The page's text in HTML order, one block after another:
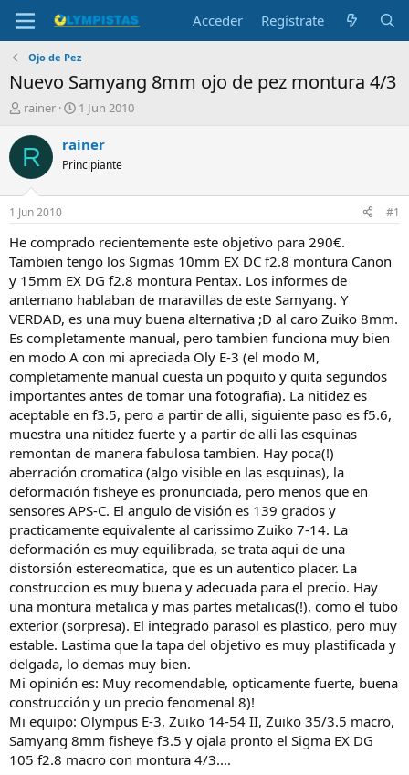
Acceder Regístrate
Ojo de Pez
Nuevo Samyang 8mm ojo de pez montura 4/3
I
i
c
a
o
r
e
l
t
e
m
a
rainer
F
c
a
i
n
c
i
o
1 Jun 2010
R rainer
Principiante
1 Jun 2010 #1
He comprado recientemente este objetivo para 290€.
Tambien tengo los Sigmas 10mm EX DC f2.8 montura Canon
y 15mm EX DG f2.8 montura Pentax. Los informes de
antemano hablaban de maravillas de este Samyang. Y
VERDAD, es una muy buena alternativa ;D al caro Zuiko 8mm.
Es completamente manual, pero tambien funciona muy bien
en modo A con mi apreciada Oly E-3 (el modo M,
completamente manual cuesta un poquito y quita segundos
importantes antes de tomar una fotografia). La nitidez es
aceptable en f3.5, pero a partir de alli, siguiente paso es f5.6,
muestra una nitidez fuerte y a partir de alli las esquinas
remontan de manera fabulosa tambien. Hay poca(!)
aberración cromatica (algo visible en las esquinas), la
deformación fisheye es pronunciada, pero menos que en
sensores APS-C. El angulo de visión es 139 grados y
practicamente equivalente al carissimo Zuiko 7-14. La
deformación es muy equilibrada, se trata aqui de una
distorsión estereomatica, que es un autentico placer. La
construccion es muy buena y adecuada para el precio. Hay
una montura metalica y mas partes metalicas(!), como el tubo
exterior (sorpresa). El integrado parasol es plastico, pero muy
estable. Lastima que la tapa del objetivo es muy plastificada y
delgada, lo demas muy bien.
Mi opinión es: Muy recomendable, opticamente fuerte, buena
construcción y un precio fenomenal 8)!
Mi equipo: Olympus E-3, Zuiko 14-54 II, Zuiko 35/3.5 macro,
Samyang 8mm fisheye f3.5 y ojala pronto el Sigma EX DG
105 f2.8 macro con montura 4/3....